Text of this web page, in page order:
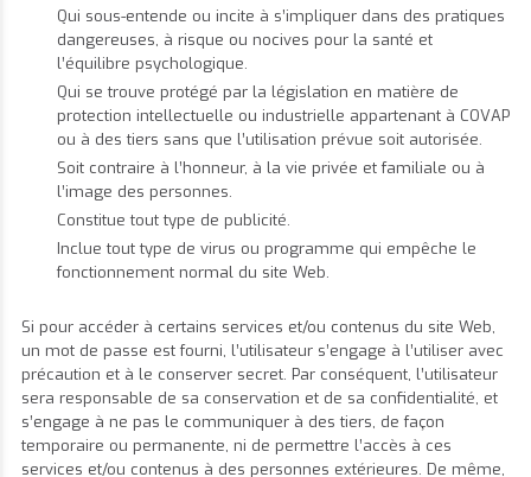
Qui sous-entende ou incite à s’impliquer dans des pratiques
dangereuses, à risque ou nocives pour la santé et
l’équilibre psychologique.
Qui se trouve protégé par la législation en matière de
protection intellectuelle ou industrielle appartenant à COVAP
ou à des tiers sans que l’utilisation prévue soit autorisée.
Soit contraire à l’honneur, à la vie privée et familiale ou à
l’image des personnes.
Constitue tout type de publicité.
Inclue tout type de virus ou programme qui empêche le
fonctionnement normal du site Web.
Si pour accéder à certains services et/ou contenus du site Web,
un mot de passe est fourni, l’utilisateur s’engage à l’utiliser avec
précaution et à le conserver secret. Par conséquent, l’utilisateur
sera responsable de sa conservation et de sa confidentialité, et
s’engage à ne pas le communiquer à des tiers, de façon
temporaire ou permanente, ni de permettre l’accès à ces
services et/ou contenus à des personnes extérieures. De même,